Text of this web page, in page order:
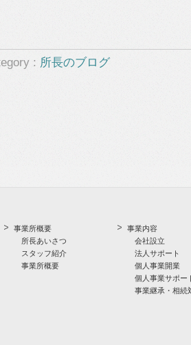
: 所長のブログ
事業所概要
所長あいさつ
スタッフ紹介
事業所概要
事業内容
会社設立
法人サポート
個人事業開業
個人事業サポー
事業継承・相続